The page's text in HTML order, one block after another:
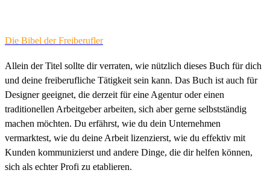
Die Bibel der Freiberufler
Allein der Titel sollte dir verraten, wie nützlich dieses Buch für dich
und deine freiberufliche Tätigkeit sein kann. Das Buch ist auch für
Designer geeignet, die derzeit für eine Agentur oder einen
traditionellen Arbeitgeber arbeiten, sich aber gerne selbstständig
machen möchten. Du erfährst, wie du dein Unternehmen
vermarktest, wie du deine Arbeit lizenzierst, wie du effektiv mit
Kunden kommunizierst und andere Dinge, die dir helfen können,
sich als echter Profi zu etablieren.